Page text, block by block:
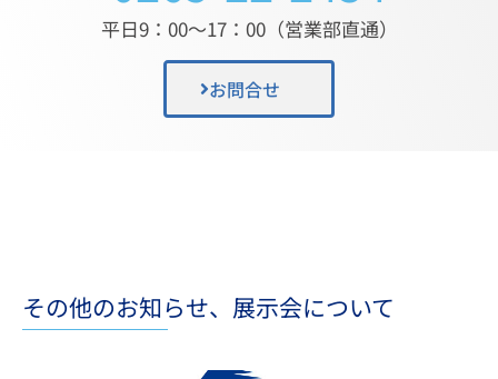
平日9：00〜17：00（営業部直通）
お問合せ
その他のお知らせ、展示会について